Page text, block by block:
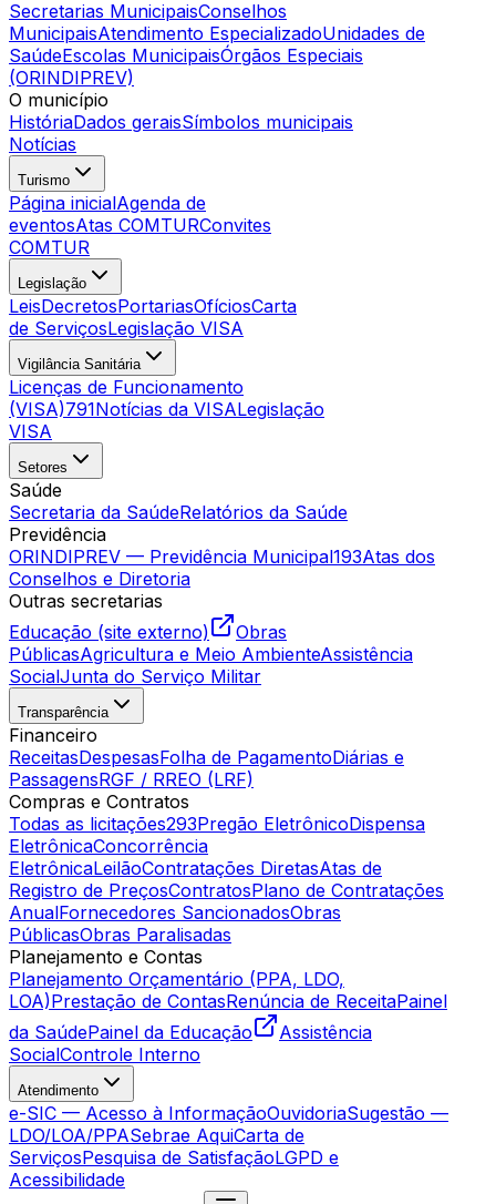
Secretarias MunicipaisConselhos
MunicipaisAtendimento EspecializadoUnidades de
SaúdeEscolas MunicipaisÓrgãos Especiais
(ORINDIPREV)
O município
HistóriaDados geraisSímbolos municipais
Notícias
Turismo
Página inicialAgenda de
eventosAtas COMTURConvites
COMTUR
Legislação
LeisDecretosPortariasOfíciosCarta
de ServiçosLegislação VISA
Vigilância Sanitária
Licenças de Funcionamento
(VISA)791Notícias da VISALegislação
VISA
Setores
Saúde
Secretaria da SaúdeRelatórios da Saúde
Previdência
ORINDIPREV — Previdência Municipal193Atas dos
Conselhos e Diretoria
Outras secretarias
Educação (site externo)
Obras
PúblicasAgricultura e Meio AmbienteAssistência
SocialJunta do Serviço Militar
Transparência
Financeiro
ReceitasDespesasFolha de PagamentoDiárias e
PassagensRGF / RREO (LRF)
Compras e Contratos
Todas as licitações293Pregão EletrônicoDispensa
EletrônicaConcorrência
EletrônicaLeilãoContratações DiretasAtas de
Registro de PreçosContratosPlano de Contratações
AnualFornecedores SancionadosObras
PúblicasObras Paralisadas
Planejamento e Contas
Planejamento Orçamentário (PPA, LDO,
LOA)Prestação de ContasRenúncia de ReceitaPainel
da SaúdePainel da Educação
Assistência
SocialControle Interno
Atendimento
e-SIC — Acesso à InformaçãoOuvidoriaSugestão —
LDO/LOA/PPASebrae AquiCarta de
ServiçosPesquisa de SatisfaçãoLGPD e
Acessibilidade